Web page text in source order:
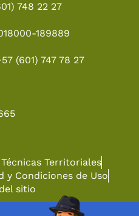
748 22 27
189889
(601) 747 78 27
Territoriales
y Condiciones de Uso
sitio